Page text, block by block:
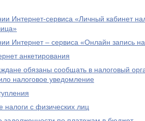
Интернет-сервиса «Личный кабинет
Интернет – сервиса «Онлайн запись
анкетирования
обязаны сообщать в налоговый
налоговое уведомление
с физических лиц